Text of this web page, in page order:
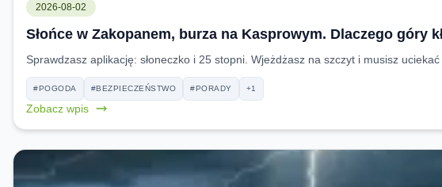
2026-08-02
Słońce w Zakopanem, burza na Kasprowym. Dlaczego góry
Sprawdzasz aplikację: słoneczko i 25 stopni. Wjeżdżasz na szczyt i musisz
#POGODA #BEZPIECZEŃSTWO #PORADY +1
Zobacz wpis